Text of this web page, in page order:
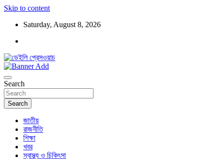
Skip to content
Saturday, August 8, 2026
ডেইলি প্রেসওয়াচ
Search
Search
জাতীয়
রাজনীতি
শিক্ষা
খবর
স্বাস্থ্য ও চিকিৎসা